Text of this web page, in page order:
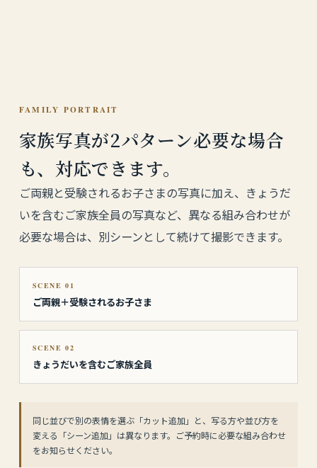
FAMILY PORTRAIT
家族写真が2パターン必要な場合
も、対応できます。
ご両親と受験されるお子さまの写真に加え、きょうだ
いを含むご家族全員の写真など、異なる組み合わせが
必要な場合は、別シーンとして続けて撮影できます。
SCENE 01
ご両親＋受験されるお子さま
SCENE 02
きょうだいを含むご家族全員
同じ並びで別の表情を選ぶ「カット追加」と、写る方や並び方を
変える「シーン追加」は異なります。ご予約時に必要な組み合わせ
をお知らせください。